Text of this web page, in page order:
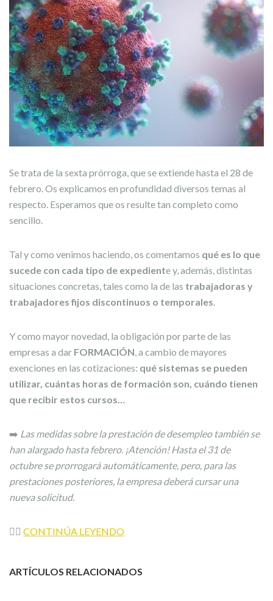
Se trata de la sexta prórroga, que se extiende hasta el 28 de
febrero. Os explicamos en profundidad diversos temas al
respecto. Esperamos que os resulte tan completo como
sencillo.
Tal y como venimos haciendo, os comentamos qué es lo que
sucede con cada tipo de expediente y, además, distintas
situaciones concretas, tales como la de las trabajadoras y
trabajadores fijos discontinuos o temporales
Y como mayor novedad, la obligación por parte de las
empresas a dar FORMACIÓN , a cambio de mayores
exenciones en las cotizaciones: qué sistemas se pueden
utilizar, cuántas horas de formación son, cuándo tienen
que recibir estos cursos…
➡️ Las medidas sobre la prestación de desempleo también se
han alargado hasta febrero. ¡Atención! Hasta el 31 de
octubre se prorrogará automáticamente, pero, para las
prestaciones posteriores, la empresa deberá cursar una
nueva solicitud.
👉🏼 CONTINÚA LEYENDO
ARTÍCULOS RELACIONADOS